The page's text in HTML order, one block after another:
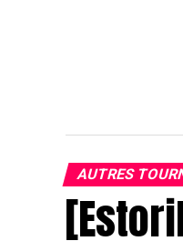
AUTRES